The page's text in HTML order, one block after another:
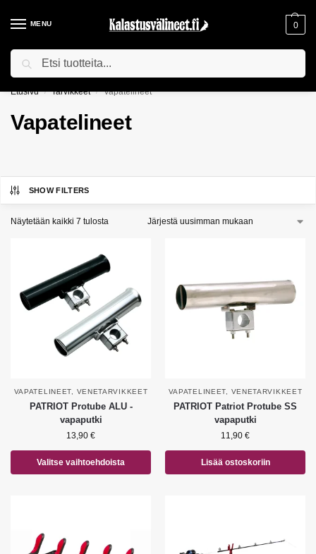
MENU 0
ILMAINEN TOIMITUS YLI 75€ TILAUKSILLE!
Etusivu / Tarvikkeet / Vapatelineet
Vapatelineet
SHOW FILTERS
Näytetään kaikki 7 tulosta
VAPATELINEET VENETARVIKKEET
PATRIOT Protube ALU -
vapaputki
13,90 €
Valitse vaihtoehdoista
VAPATELINEET VENETARVIKKEET
PATRIOT Patriot Protube SS
vapaputki
11,90 €
Lisää ostoskoriin